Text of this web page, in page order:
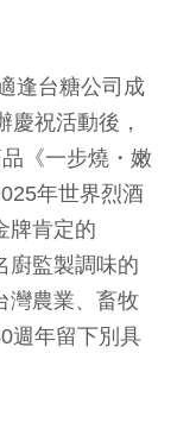
逢台糖公司成
祝活動後，
《一步燒・嫩
年世界烈酒
牌肯定的
廚監製調味的
灣農業、畜牧
週年留下別具